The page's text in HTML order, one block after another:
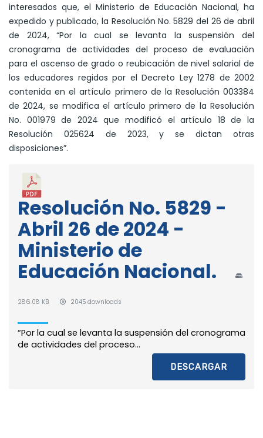
interesados que, el Ministerio de Educación Nacional, ha
expedido y publicado, la Resolución No. 5829 del 26 de abril
de 2024, “Por la cual se levanta la suspensión del
cronograma de actividades del proceso de evaluación
para el ascenso de grado o reubicación de nivel salarial de
los educadores regidos por el Decreto Ley 1278 de 2002
contenida en el artículo primero de la Resolución 003384
de 2024, se modifica el artículo primero de la Resolución
No. 001979 de 2024 que modificó el artículo 18 de la
Resolución 025624 de 2023, y se dictan otras
disposiciones”.
Resolución No. 5829 -
Abril 26 de 2024 -
Ministerio de
Educación Nacional.
286.08 KB 2045 downloads
“Por la cual se levanta la suspensión del cronograma
de actividades del proceso...
DESCARGAR